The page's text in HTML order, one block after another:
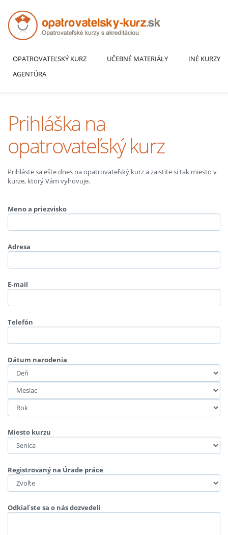
OPATROVATEĽSKÝ KURZ UČEBNÉ MATERIÁLY
INÉ KURZY
AGENTÚRA
Prihláška na
opatrovateľský kurz
Prihláste sa ešte dnes na opatrovateľský kurz a zaistite si tak miesto v
kurze, ktorý Vám vyhovuje.
Meno a priezvisko
Adresa
E-mail
Telefón
Dátum narodenia
Miesto kurzu
Registrovaný na Úrade práce
Odkiaľ ste sa o nás dozvedeli